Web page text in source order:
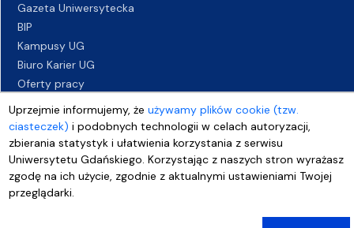
Uprzejmie informujemy, żeużywamy plików cookie (tzw.
ciasteczek) i podobnych technologii w celach autoryzacji,
zbierania statystyk i ułatwienia korzystania z serwisu
Uniwersytetu Gdańskiego. Korzystając z naszych stron wyrażasz
zgodę na ich użycie, zgodnie z aktualnymi ustawieniami Twojej
przeglądarki.
Gazeta Uniwersytecka
BIP
Kampusy UG
Biuro Karier UG
Oferty pracy
Deklaracja dostępności